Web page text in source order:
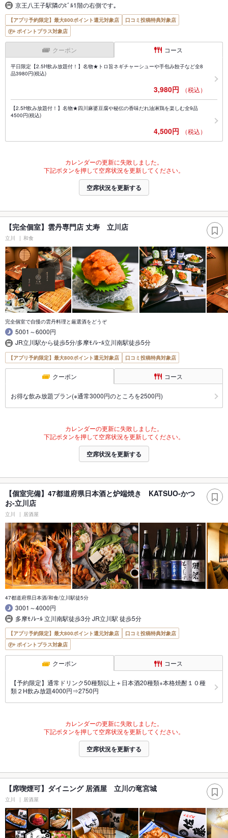
京王八王子駅隣のﾋﾞﾙ1階の右側です｡
【アプリ予約限定】最大800ポイント還元対象店
口コミ投稿特典対象店
ポイントプラス対象店
クーポン コース
平日限定【2.5H飲み放題付！】名物★トロ旨ネギチャーシューや手包み餃子など全8
品3980円(税込)
3,980円 （税込）
【2.5H飲み放題付！】名物★四川麻婆豆腐や秘伝の香味だれ油淋鶏を楽しむ全9品
4500円(税込)
4,500円 （税込）
カレンダーの更新に失敗しました。
下記ボタンを押して空席状況を更新してください。
空席状況を更新する
【完全個室】雲丹専門店 丈寿 立川店
立川 和食
完全個室で自慢の雲丹料理と厳選酒をどうぞ
5001～6000円
JR立川駅から徒歩5分/多摩ﾓﾉﾚｰﾙ立川南駅徒歩5分
【アプリ予約限定】最大800ポイント還元対象店 口コミ投稿特典対象店
クーポン コース
お得な飲み放題プラン(※通常3000円のところを2500円)
カレンダーの更新に失敗しました。
下記ボタンを押して空席状況を更新してください。
空席状況を更新する
【個室完備】47都道府県日本酒と炉端焼き KATSUO‐かつ
お‐立川店
立川 居酒屋
47都道府県日本酒/和食/立川駅徒5分
3001～4000円
多摩ﾓﾉﾚｰﾙ 立川南駅徒歩3分 JR立川駅 徒歩5分
【アプリ予約限定】最大800ポイント還元対象店
口コミ投稿特典対象店
ポイントプラス対象店
クーポン コース
【予約限定】通常ドリンク50種類以上＋日本酒20種類+本格焼酎１０種
類２H飲み放題4000円⇒2750円
カレンダーの更新に失敗しました。
下記ボタンを押して空席状況を更新してください。
空席状況を更新する
【席喫煙可】ダイニング 居酒屋 立川の竜宮城
立川 居酒屋